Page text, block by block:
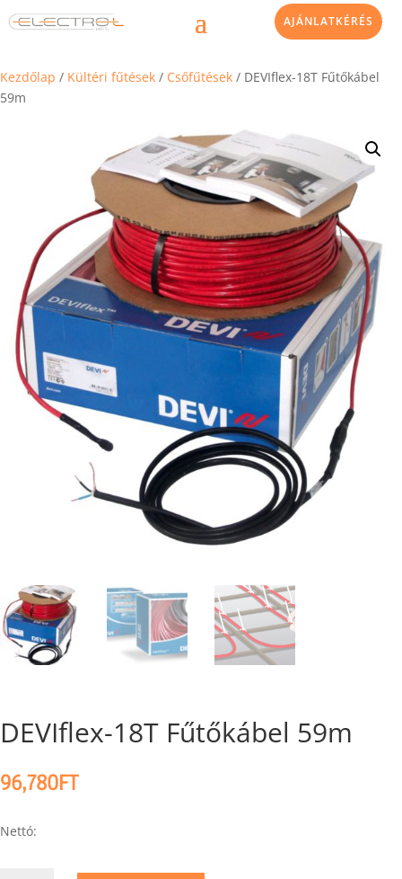
AJÁNLATKÉRÉS
Kezdőlap / Kültéri fűtések / Csőfűtések / DEVIflex-18T Fűtőkábel
59m
DEVIflex-18T Fűtőkábel 59m
96,780FT
Nettó: